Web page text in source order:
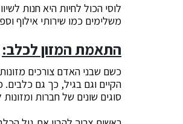
לוסי הכול לחיות היא חנות
משלימים כמו שירותי אילוף
התאמת המזון לכלב:
כשם שבני האדם צורכים
הקיים וגם בגיל, כך גם כלבים.
סוגים שונים של חברות